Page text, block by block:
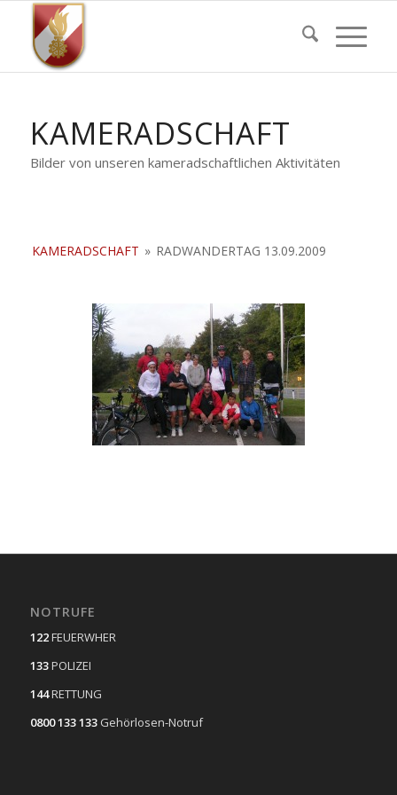
KAMERADSCHAFT
Bilder von unseren kameradschaftlichen Aktivitäten
KAMERADSCHAFT » RADWANDERTAG 13.09.2009
NOTRUFE
122FEUERWHER
133POLIZEI
144RETTUNG
0800 133 133 Gehörlosen-Notruf